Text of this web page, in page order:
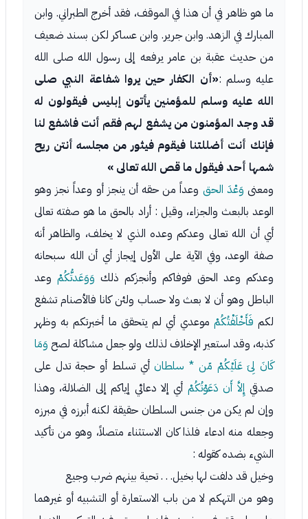
ما هو ظاهر في أن هذا في الموقف، فقد أخرج الطبراني. وابن
المبارك في الزهد. وابن جرير. وابن عساكر لكن بسند ضعيف
من حديث عقبة بن عامر يرفعه إلى رسول الله صلى الله
عليه وسلم :«أن الكفار حين يروا شفاعة النبي صلى
الله عليه وسلم للمؤمنين يأتون إبليس فيقولون له
قد وجد المؤمنون من يشفع لهم فقم أنت فاشفع لنا
فإنك أنت أضللتنا فيقوم فيثور من مجلسه أنتن ريح
شمها أحد فيقول ما قص الله تعالى »
ومعنى وَعْدَ الحق وعداً من حقه أن ينجز أو وعداً نجز وهو
الوعد بالبعث والجزاء، وقيل : أراد بالحق ما هو صفته تعالى
أي أن الله تعالى وعدكم وعده الذي لا يخلف، والظاهر أنه
صفة الوعد، وفي الآية على الأول إيجاز أي أن الله سبحانه
وعدكم وعد الحق فوفاكم وأنجزكم ذلك وَوَعَدتُّكُمْ وعد
الباطل وهو أن لا بعث ولا حساب ولئن كانا فالأصنام تشفع
لكم فَأَخْلَفْتُكُمْ موعدي أي لم يتحقق ما أخبرتكم به وظهر
كذبه، وقد استعير الإخلاف لذلك ولو جعل مشاكلة لصح وَمَا
كَانَ لِىَ عَلَيْكُمْ مّن * سلطانأي تسلط أو حجة تدل على
صدقي إِلاَّ أَن دَعَوْتُكُمْ أي إلا دعائي إياكم إلى الضلالة، وهذا
وإن لم يكن من جنس السلطان حقيقة لكنه أبرزه في مبرزه
وجعله منه ادعاء فلذا كان الاستثناء متصلاً، وهو من تأكيد
الشيء بضده كقوله :
وخيل قد دلفت لها بخيل. . . تحية بينهم ضرب وجيع
وهو من التهكم لا من باب الاستعارة أو التشبيه أو غيرهما